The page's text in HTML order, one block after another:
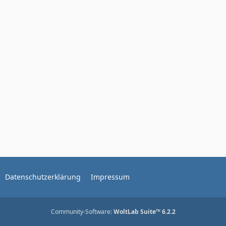
Datenschutzerklärung Impressum
Community-Software:WoltLab Suite™ 6.2.2